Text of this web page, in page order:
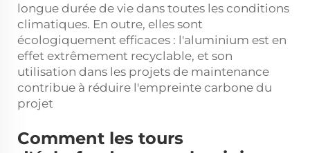
longue durée de vie dans toutes les conditions
climatiques. En outre, elles sont
écologiquement efficaces : l'aluminium est en
effet extrêmement recyclable, et son
utilisation dans les projets de maintenance
contribue à réduire l'empreinte carbone du
projet
Comment les tours